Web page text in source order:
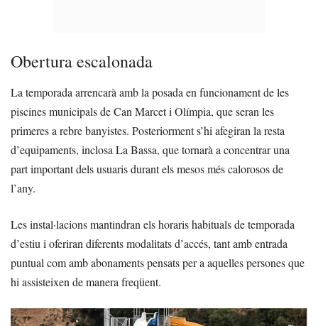
Obertura escalonada
La temporada arrencarà amb la posada en funcionament de les
piscines municipals de Can Marcet i Olímpia, que seran les
primeres a rebre banyistes. Posteriorment s’hi afegiran la resta
d’equipaments, inclosa La Bassa, que tornarà a concentrar una
part important dels usuaris durant els mesos més calorosos de
l’any.
Les instal·lacions mantindran els horaris habituals de temporada
d’estiu i oferiran diferents modalitats d’accés, tant amb entrada
puntual com amb abonaments pensats per a aquelles persones que
hi assisteixen de manera freqüent.